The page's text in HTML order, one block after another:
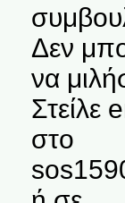
Δεν
να
Στείλε
στο